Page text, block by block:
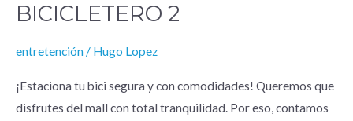
BICICLETERO 2
entretención / Hugo Lopez
¡Estaciona tu bici segura y con comodidades! Queremos que
disfrutes del mall con total tranquilidad. Por eso, contamos
BICICLETERO 2